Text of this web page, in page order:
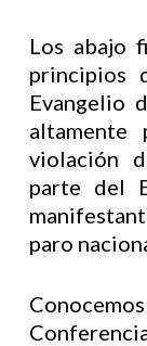
Los abajo
principios
Evangelio
altamente
violación
parte del
paro